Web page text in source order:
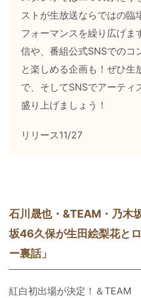
ストが生放送ならではの臨
フォーマンスを繰り広げま
信や、番組公式SNSでのコ
と楽しめる企画も！ぜひ生
で、そしてSNSでアーティ
盛り上げましょう！
リリース11/27
石川晟也・&TEAM・乃木
坂46久保が生田絵梨花と
ー裏話」
紅白初出場が決定！＆TEAM